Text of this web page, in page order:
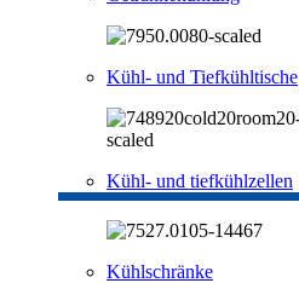
Kühl- und Tiefkühltische
Kühl- und tiefkühlzellen
Kühlschränke